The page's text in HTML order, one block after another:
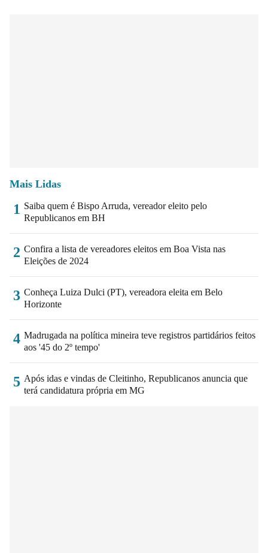
Mais Lidas
1 Saiba quem é Bispo Arruda, vereador eleito pelo
Republicanos em BH
2 Confira a lista de vereadores eleitos em Boa Vista nas
Eleições de 2024
3 Conheça Luiza Dulci (PT), vereadora eleita em Belo
Horizonte
4 Madrugada na política mineira teve registros partidários feitos
aos '45 do 2º tempo'
5 Após idas e vindas de Cleitinho, Republicanos anuncia que
terá candidatura própria em MG